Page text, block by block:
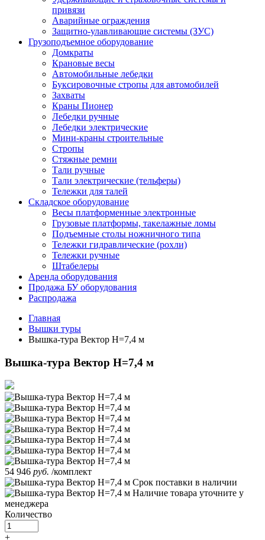
привязи
Аварийные ограждения
Защитно-улавливающие системы (ЗУС)
Грузоподъемное оборудование
Домкраты
Крановые весы
Автомобильные лебедки
Буксировочные стропы для автомобилей
Захваты
Краны Пионер
Лебедки ручные
Лебедки электрические
Мини-краны строительные
Стропы
Стяжные ремни
Тали ручные
Тали электрические (тельферы)
Тележки для талей
Складское оборудование
Весы платформенные электронные
Грузовые платформы, такелажные ломы
Подъемные столы ножничного типа
Тележки гидравлические (рохли)
Тележки ручные
Штабелеры
Аренда оборудования
Продажа БУ оборудования
Распродажа
Главная
Вышки туры
Вышка-тура Вектор H=7,4 м
Вышка-тура Вектор H=7,4 м
54 946 руб. /комплект
Срок поставки в наличии
Наличие товара уточните у
менеджера
Количество
+